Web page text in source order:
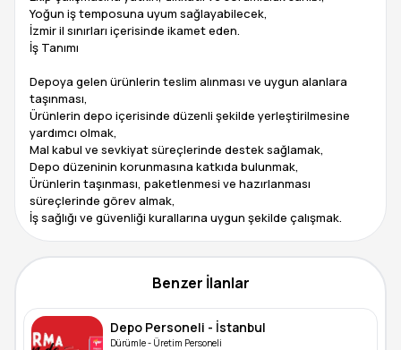
Yoğun iş temposuna uyum sağlayabilecek,
İzmir il sınırları içerisinde ikamet eden.
İş Tanımı
Depoya gelen ürünlerin teslim alınması ve uygun alanlara
taşınması,
Ürünlerin depo içerisinde düzenli şekilde yerleştirilmesine
yardımcı olmak,
Mal kabul ve sevkiyat süreçlerinde destek sağlamak,
Depo düzeninin korunmasına katkıda bulunmak,
Ürünlerin taşınması, paketlenmesi ve hazırlanması
süreçlerinde görev almak,
İş sağlığı ve güvenliği kurallarına uygun şekilde çalışmak.
Benzer İlanlar
Depo Personeli - İstanbul
Dürümle - Üretim Personeli